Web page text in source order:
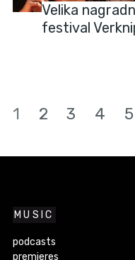
Velika
festival
1 2 3 4 5
MUSIC
podcasts
premieres